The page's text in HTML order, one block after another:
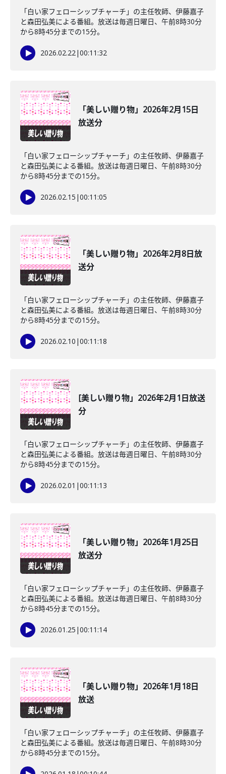
「白い家フェローシップチャーチ」の主任牧師、伊藤嘉子
と森田弘美による番組。放送は毎週日曜日、午前8時30分
から8時45分までの15分。
2026.02.22|00:11:32
「美しい贈り物」2026年2月15日
放送分
「白い家フェローシップチャーチ」の主任牧師、伊藤嘉子
と森田弘美による番組。放送は毎週日曜日、午前8時30分
から8時45分までの15分。
2026.02.15 |00:11:05
「美しい贈り物」2026年2月8日放
送分
「白い家フェローシップチャーチ」の主任牧師、伊藤嘉子
と森田弘美による番組。放送は毎週日曜日、午前8時30分
から8時45分までの15分。
2026.02.10 |00:11:18
[美しい贈り物」2026年2月1日放送
分
「白い家フェローシップチャーチ」の主任牧師、伊藤嘉子
と森田弘美による番組。放送は毎週日曜日、午前8時30分
から8時45分までの15分。
2026.02.01 |00:11:13
「美しい贈り物」2026年1月25日
放送分
「白い家フェローシップチャーチ」の主任牧師、伊藤嘉子
と森田弘美による番組。放送は毎週日曜日、午前8時30分
から8時45分までの15分。
2026.01.25 |00:11:14
「美しい贈り物」2026年1月18日
放送
「白い家フェローシップチャーチ」の主任牧師、伊藤嘉子
と森田弘美による番組。放送は毎週日曜日、午前8時30分
から8時45分までの15分。